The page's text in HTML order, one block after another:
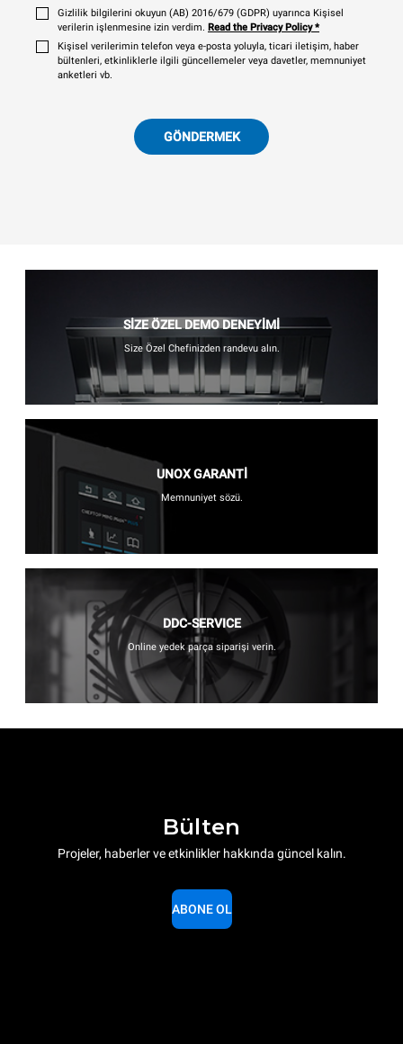
Gizlilik bilgilerini okuyun (AB) 2016/679 (GDPR) uyarınca Kişisel
verilerin işlenmesine izin verdim. Read the Privacy Policy*
Kişisel verilerimin telefon veya e-posta yoluyla, ticari iletişim, haber
bültenleri, etkinliklerle ilgili güncellemeler veya davetler, memnuniyet
anketleri vb.
GÖNDERMEK
SİZE ÖZEL DEMO DENEYİMİ
Size Özel Chefinizden randevu alın.
UNOX GARANTİ
Memnuniyet sözü.
DDC-SERVICE
Online yedek parça siparişi verin.
Bülten
Projeler, haberler ve etkinlikler hakkında güncel kalın.
ABONE OL